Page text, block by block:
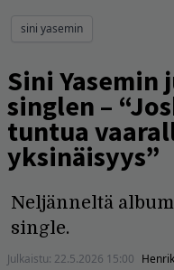
sini yasemin
Sini Yasemin
singlen –
tuntua
yksinäisyys”
Neljänneltä
single.
Julkaistu: 22.5.2026 15:00